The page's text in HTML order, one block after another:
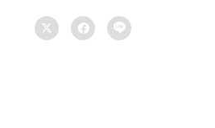
  